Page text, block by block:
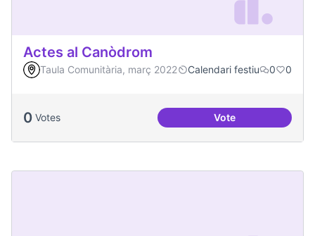
Actes al Canòdrom
Taula Comunitària, març 2022 Calendari festiu 0 0
0 Votes VoteActes al Canòdrom